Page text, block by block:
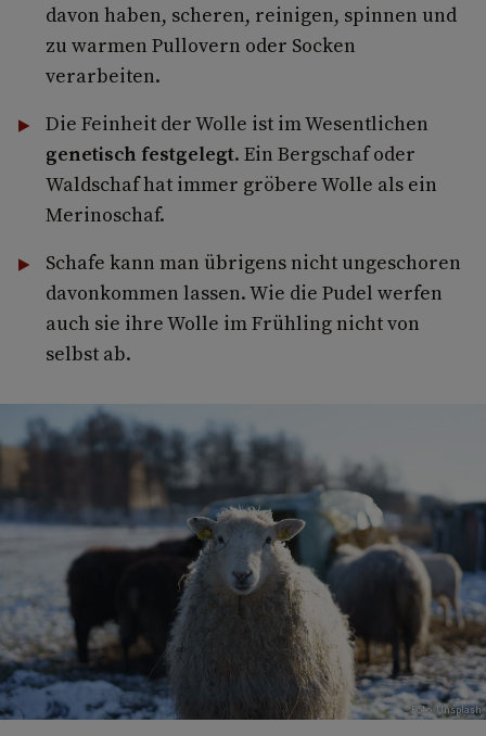
davon haben, scheren, reinigen, spinnen und
zu warmen Pullovern oder Socken
verarbeiten.
Die Feinheit der Wolle ist im Wesentlichen
genetisch festgelegt. Ein Bergschaf oder
Waldschaf hat immer gröbere Wolle als ein
Merinoschaf.
Schafe kann man übrigens nicht ungeschoren
davonkommen lassen. Wie die Pudel werfen
auch sie ihre Wolle im Frühling nicht von
selbst ab.
Foto: Unsplash